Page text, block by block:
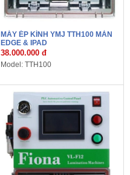
MÁY ÉP KÍNH YMJ TTH100 MÀN
EDGE & IPAD
38.000.000 đ
Model: TTH100